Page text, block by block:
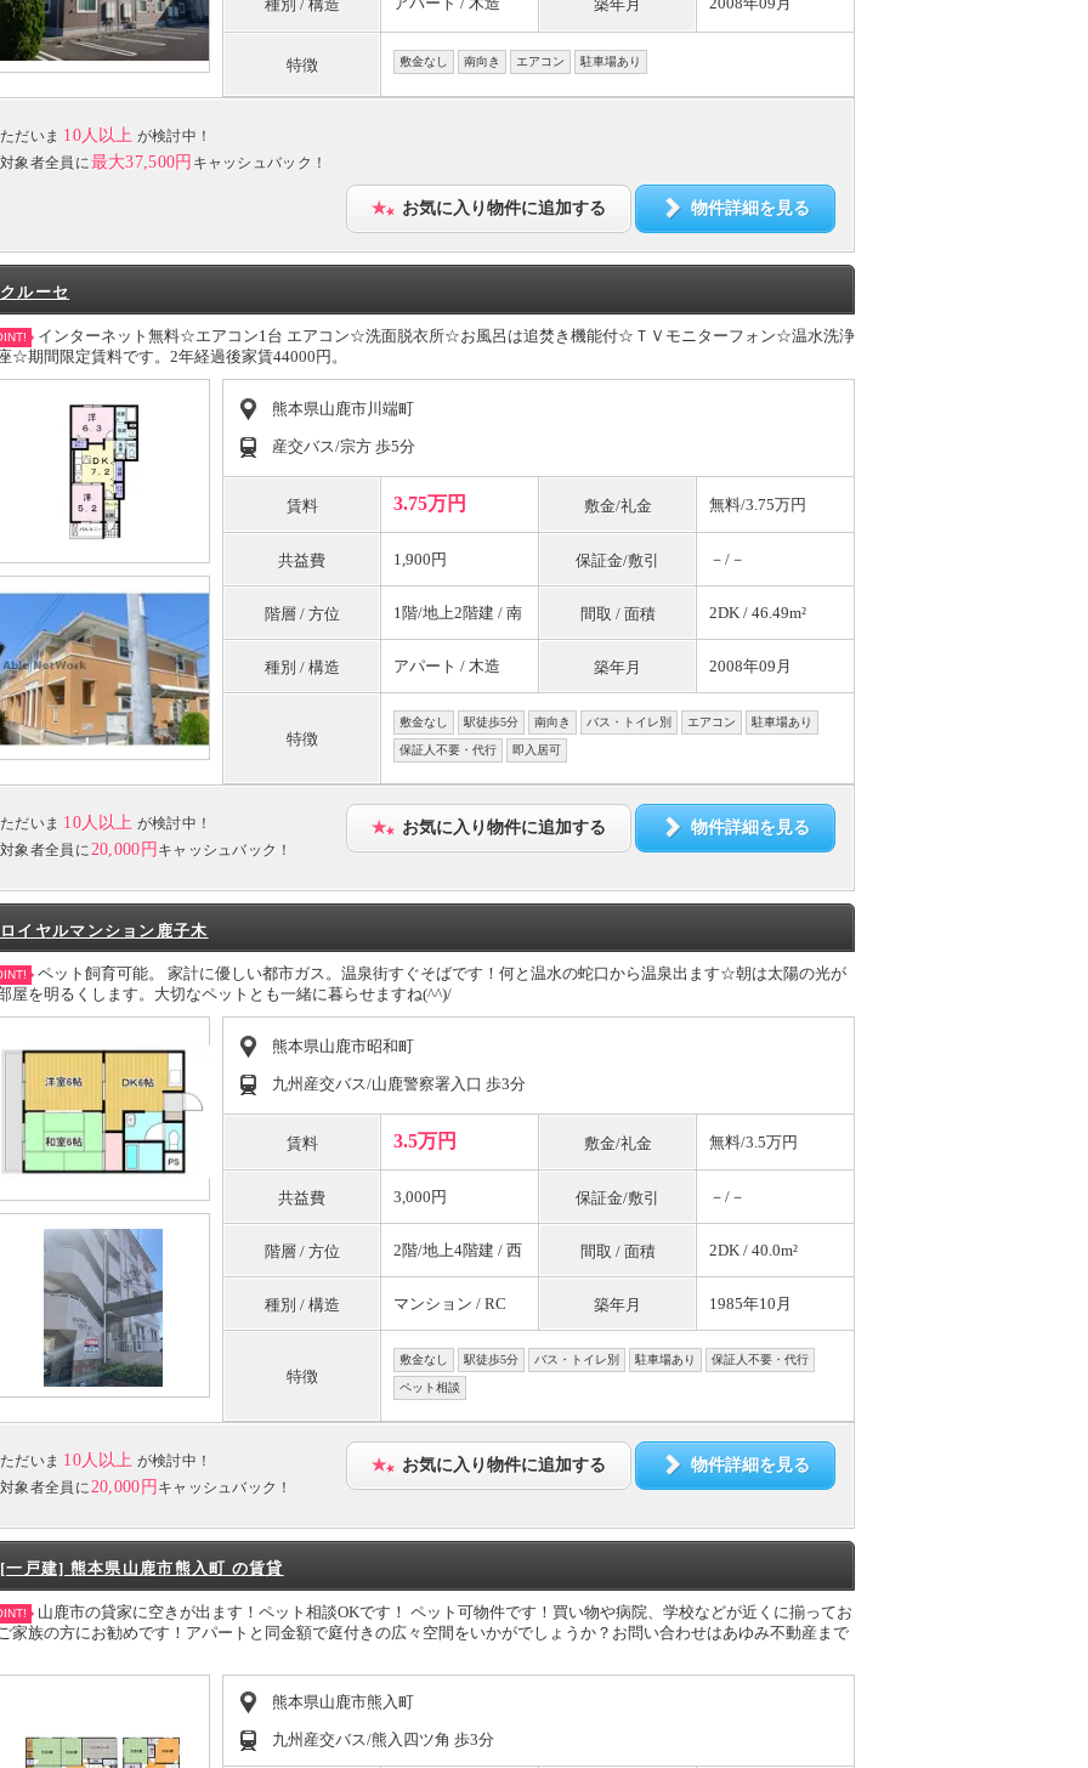
種別 / 構造 築年月
特徴 敷金なし 南向き エアコン 駐車場あり
ただいま 10人以上 が検討中！
対象者全員に最大37,500円 キャッシュバック！
お気に入り物件に追加する 物件詳細を見る
クルーセ
インターネット無料☆エアコン1台 エアコン☆洗面脱衣所☆お風呂は追焚き機能付☆ＴＶモニターフォン☆温水洗浄
☆期間限定賃料です。2年経過後家賃44000円。
熊本県山鹿市川端町
産交バス/宗方 歩5分
賃料 3.75万円 敷金/礼金 無料/3.75万円
共益費 1,900円 保証金/敷引 －/－
階層 / 方位 1階/地上2階建 / 南 間取 / 面積 2DK / 46.49m²
種別 / 構造 アパート / 木造 築年月 2008年09月
特徴
敷金なし 駅徒歩5分 南向き バス・トイレ別 エアコン 駐車場あり
保証人不要・代行 即入居可
ただいま 10人以上 が検討中！
対象者全員に 20,000円 キャッシュバック！
お気に入り物件に追加する 物件詳細を見る
ロイヤルマンション鹿子木
ペット飼育可能。 家計に優しい都市ガス。温泉街すぐそばです！何と温水の蛇口から温泉出ます☆朝は太陽の光が
屋を明るくします。大切なペットとも一緒に暮らせますね(^^)/
熊本県山鹿市昭和町
九州産交バス/山鹿警察署入口 歩3分
賃料 3.5万円 敷金/礼金 無料/3.5万円
共益費 3,000円 保証金/敷引 －/－
階層 / 方位 2階/地上4階建 / 西 間取 / 面積 2DK / 40.0m²
種別 / 構造 マンション / RC 築年月 1985年10月
特徴
敷金なし 駅徒歩5分 バス・トイレ別 駐車場あり 保証人不要・代行
ペット相談
ただいま 10人以上 が検討中！
対象者全員に20,000円 キャッシュバック！
お気に入り物件に追加する 物件詳細を見る
[一戸建] 熊本県山鹿市熊入町 の賃貸
山鹿市の貸家に空きが出ます！ペット相談OKです！ ペット可物件です！買い物や病院、学校などが近くに揃ってお
家族の方にお勧めです！アパートと同金額で庭付きの広々空間をいかがでしょうか？お問い合わせはあゆみ不動産まで
熊本県山鹿市熊入町
九州産交バス/熊入四ツ角 歩3分